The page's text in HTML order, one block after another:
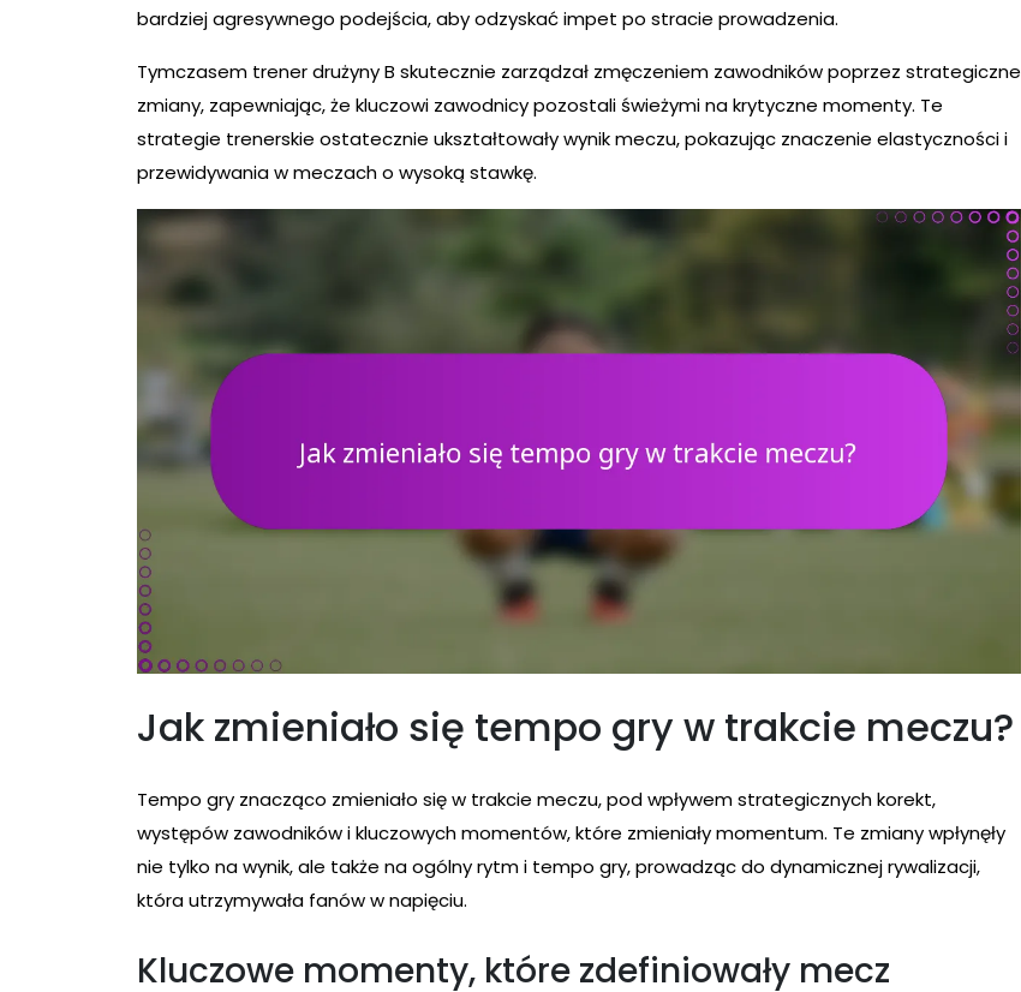
bardziej agresywnego podejścia, aby odzyskać impet po stracie prowadzenia.
Tymczasem trener drużyny B skutecznie zarządzał zmęczeniem zawodników poprzez strategiczne
zmiany, zapewniając, że kluczowi zawodnicy pozostali świeżymi na krytyczne momenty. Te
strategie trenerskie ostatecznie ukształtowały wynik meczu, pokazując znaczenie elastyczności i
przewidywania w meczach o wysoką stawkę.
Jak zmieniało się tempo gry w trakcie meczu?
Tempo gry znacząco zmieniało się w trakcie meczu, pod wpływem strategicznych korekt,
występów zawodników i kluczowych momentów, które zmieniały momentum. Te zmiany wpłynęły
nie tylko na wynik, ale także na ogólny rytm i tempo gry, prowadząc do dynamicznej rywalizacji,
która utrzymywała fanów w napięciu.
Kluczowe momenty, które zdefiniowały mecz